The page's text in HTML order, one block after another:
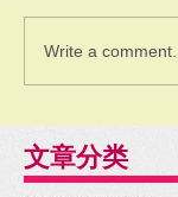
Write a comment...
文章分类